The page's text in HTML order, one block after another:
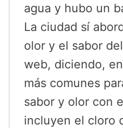
agua y hubo un
La ciudad sí
olor y el sabor
web, diciendo,
más comunes
sabor y olor con
incluyen el cloro